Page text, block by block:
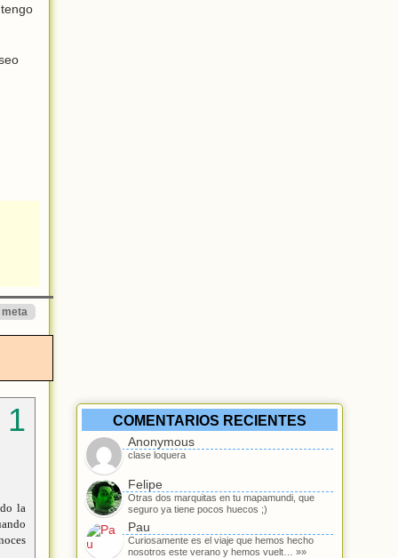
meta
la
COMENTARIOS RECIENTES
Anonymous
clase loquera
Felipe
Otras dos marquitas en tu mapamundi, que
seguro ya tiene pocos huecos ;)
Pau
Curiosamente es el viaje que hemos hecho
nosotros este verano y hemos vuelt… »»